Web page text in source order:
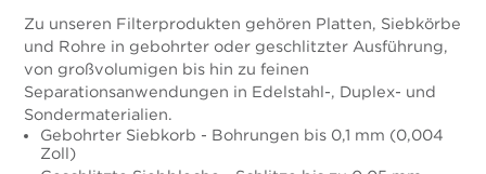
Zu unseren Filterprodukten gehören Platten, Siebkörbe
und Rohre in gebohrter oder geschlitzter Ausführung,
von großvolumigen bis hin zu feinen
Separationsanwendungen in Edelstahl-, Duplex- und
Sondermaterialien.
Gebohrter Siebkorb - Bohrungen bis 0,1 mm (0,004
Zoll)